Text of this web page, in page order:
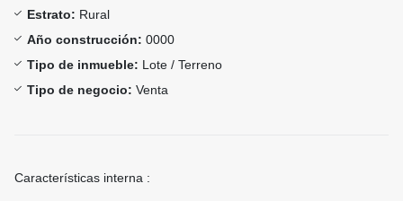
Estrato: Rural
Año construcción: 0000
Tipo de inmueble: Lote / Terreno
Tipo de negocio: Venta
Características interna :